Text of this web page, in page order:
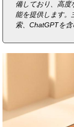
備しており、高度
能を提供します。
索、ChatGPTを